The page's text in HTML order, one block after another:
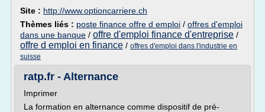
Site : http://www.optioncarriere.ch
Thèmes liés : poste finance offre d emploi / offres d'emploi
dans une banque / offre d'emploi finance d'entreprise /
offre d emploi en finance / offres d'emploi dans l'industrie en
suisse
ratp.fr - Alternance
Imprimer
La formation en alternance comme dispositif de pré-